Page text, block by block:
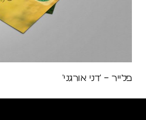
פלייר – 'דני אורגני'